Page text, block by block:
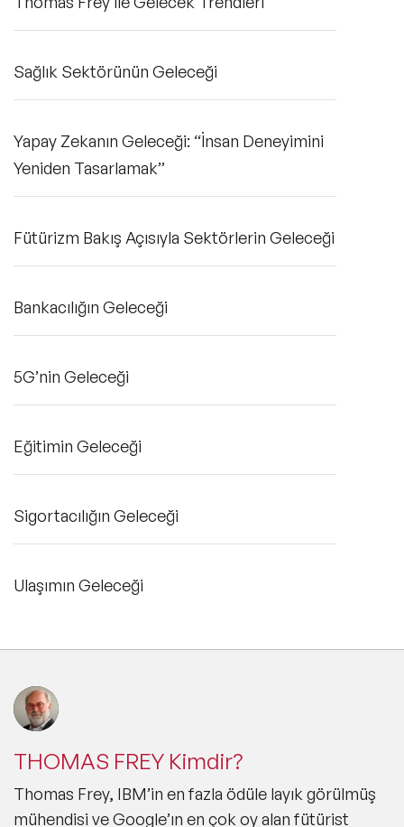
Sağlık Sektörünün Geleceği
Yapay Zekanın Geleceği: “İnsan Deneyimini
Yeniden Tasarlamak’’
Fütürizm Bakış Açısıyla Sektörlerin Geleceği
Bankacılığın Geleceği
5G’nin Geleceği
Eğitimin Geleceği
Sigortacılığın Geleceği
Ulaşımın Geleceği
THOMAS FREY Kimdir?
Thomas Frey, IBM’in en fazla ödüle layık görülmüş
mühendisi ve Google’ın en çok oy alan fütürist